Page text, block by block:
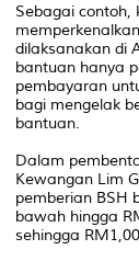
Sebagai contoh,
dilaksanakan di
bantuan hanya
pembayaran
bagi mengelak
bantuan.
Dalam
Kewangan Lim
pemberian BSH
bawah hingga
sehingga